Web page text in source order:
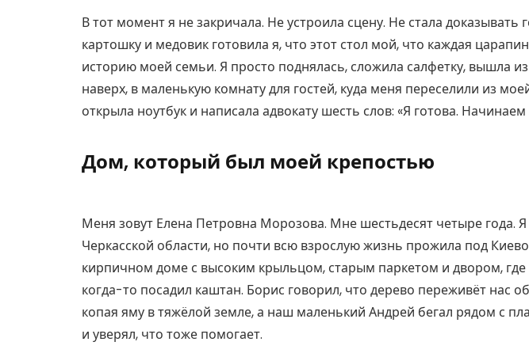
В тот момент я не закричала. Не устроила сцену. Не стала доказывать
картошку и медовик готовила я, что этот стол мой, что каждая
историю моей семьи. Я просто поднялась, сложила салфетку, вышла
наверх, в маленькую комнату для гостей, куда меня переселили из
открыла ноутбук и написала адвокату шесть слов: «Я готова. Начинаем
Дом, который был моей крепостью
Меня зовут Елена Петровна Морозова. Мне шестьдесят четыре года.
Черкасской области, но почти всю взрослую жизнь прожила под
кирпичном доме с высоким крыльцом, старым паркетом и двором,
когда-то посадил каштан. Борис говорил, что дерево переживёт нас
копая яму в тяжёлой земле, а наш маленький Андрей бегал рядом с
и уверял, что тоже помогает.